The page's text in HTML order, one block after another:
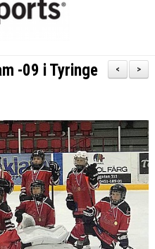
>
<
-09 i Tyringe